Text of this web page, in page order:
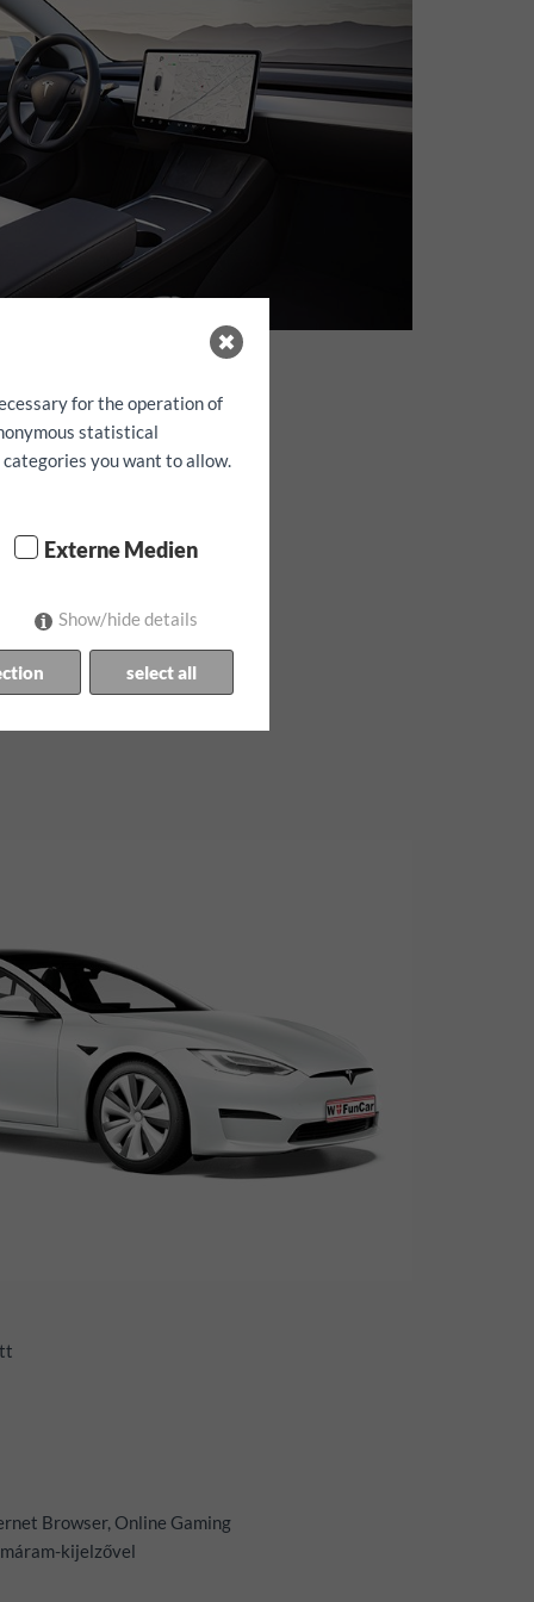
Browser, Online Gaming
kijelzővel
for the operation of
statistical
you want to allow.
Externe Medien
Show/hide details
select all